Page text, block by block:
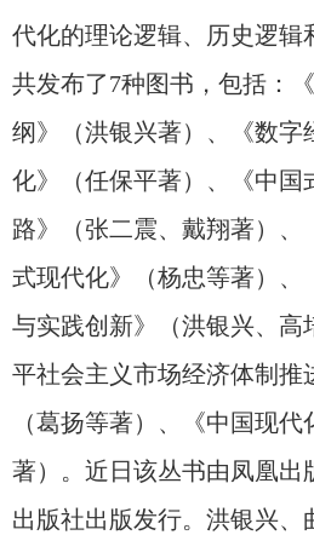
代化的理论逻辑、历史逻辑
共发布了7种图书，包括：
纲》（洪银兴著）、《数字
化》（任保平著）、《中国
路》（张二震、戴翔著）、
式现代化》（杨忠等著）、
与实践创新》（洪银兴、高
平社会主义市场经济体制推
（葛扬等著）、《中国现
著）。近日该丛书由凤凰出
出版社出版发行。洪银兴、